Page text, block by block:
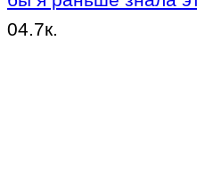
04.7к.